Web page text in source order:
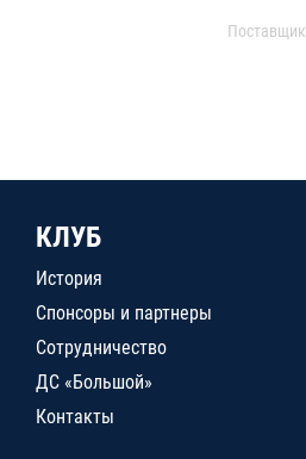
Поставщик
КЛУБ
История
Спонсоры и партнеры
Сотрудничество
ДС «Большой»
Контакты